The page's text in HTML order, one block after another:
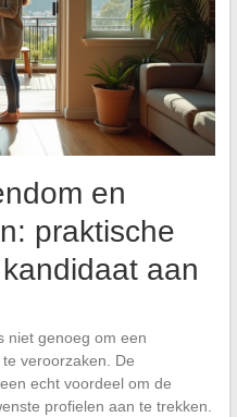
en
praktische
aan
niet genoeg om een
veroorzaken. De
echt voordeel om de
profielen aan te trekken.